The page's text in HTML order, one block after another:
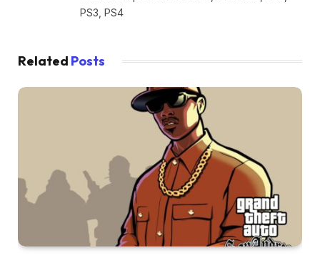
PS3, PS4
Related Posts